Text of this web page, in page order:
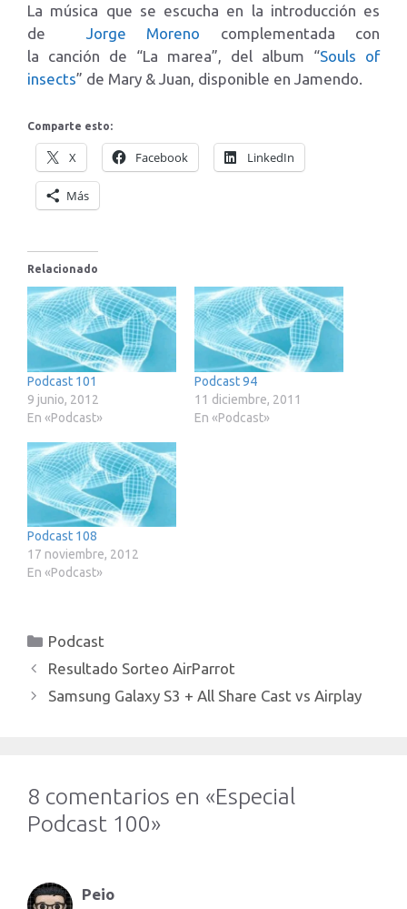
La música que se escucha en la introducción es
de
Jorge Moreno complementada con
la canción de “La marea”, del album “Souls of
insects” de Mary & Juan, disponible en Jamendo.
Comparte esto:
X Facebook LinkedIn
Más
Relacionado
Podcast 101
9 junio, 2012
En «Podcast»
Podcast 94
11 diciembre, 2011
En «Podcast»
Podcast 108
17 noviembre, 2012
En «Podcast»
Categorías
Podcast
Resultado Sorteo AirParrot
Samsung Galaxy S3 + All Share Cast vs Airplay
8 comentarios en «Especial
Podcast 100»
Peio